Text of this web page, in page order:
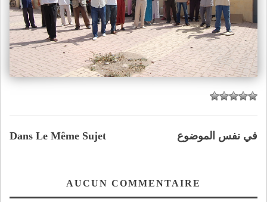
Dans Le Même Sujet في نفس الموضوع
AUCUN COMMENTAIRE